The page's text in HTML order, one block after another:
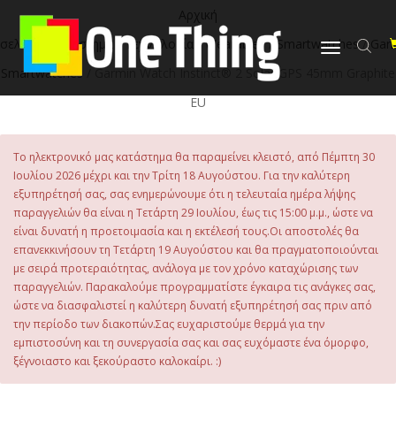
περιεχόμενο
Εναλλαγή
Αρχική
σελίδα
Κατάστημα /Τεχνολογία /Wearables/ Smartwatches/
Smartwatches / Garmin Watch Instinct® 2 Solar GPS 45mm Graphite
EU
Το ηλεκτρονικό μας κατάστημα θα παραμείνει κλειστό, από Πέμπτη 30
Ιουλίου 2026 μέχρι και την Τρίτη 18 Αυγούστου. Για την καλύτερη
εξυπηρέτησή σας, σας ενημερώνουμε ότι η τελευταία ημέρα λήψης
παραγγελιών θα είναι η Τετάρτη 29 Ιουλίου, έως τις 15:00 μ.μ., ώστε να
είναι δυνατή η προετοιμασία και η εκτέλεσή τους.Οι αποστολές θα
επανεκκινήσουν τη Τετάρτη 19 Αυγούστου και θα πραγματοποιούνται
με σειρά προτεραιότητας, ανάλογα με τον χρόνο καταχώρισης των
παραγγελιών. Παρακαλούμε προγραμματίστε έγκαιρα τις ανάγκες σας,
ώστε να διασφαλιστεί η καλύτερη δυνατή εξυπηρέτησή σας πριν από
την περίοδο των διακοπών.Σας ευχαριστούμε θερμά για την
εμπιστοσύνη και τη συνεργασία σας και σας ευχόμαστε ένα όμορφο,
ξέγνοιαστο και ξεκούραστο καλοκαίρι. :)